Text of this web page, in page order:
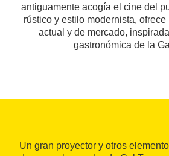
antiguamente acogía el cine del
rústico y estilo modernista,
actual y de mercado,
gastronómica de la
Un gran proyector y otros